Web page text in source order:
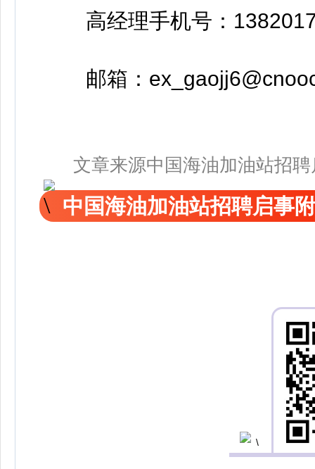
高经理手机号：
邮箱：
文章来源中国海油加油站招聘
中国海油加油站招聘启事